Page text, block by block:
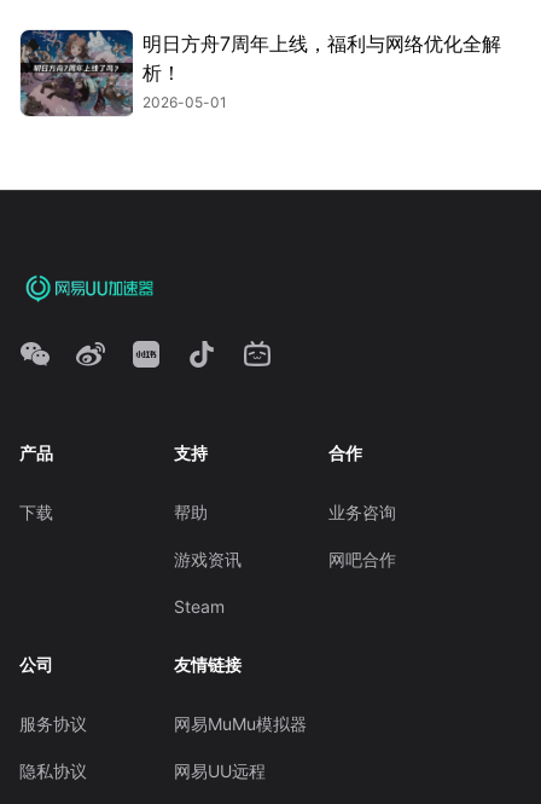
明日方舟7周年上线，福利与网络优化全解
析！
2026-05-01
产品
下载
支持
帮助
游戏资讯
Steam
合作
业务咨询
网吧合作
公司
服务协议
隐私协议
友情链接
网易MuMu模拟器
网易UU远程